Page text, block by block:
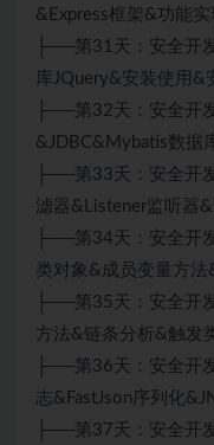
&Express框架&功能
├──第31天：安全开
库JQuery&安装使用
├──第32天：安全开
&JDBC&Mybatis数据
├──第33天：安全开
滤器&Listener监听器
├──第34天：安全开
类对象&成员变量方
├──第35天：安全开
方法&链条分析&触发
├──第36天：安全开
志&FastJson序列化
├──第37天：安全开